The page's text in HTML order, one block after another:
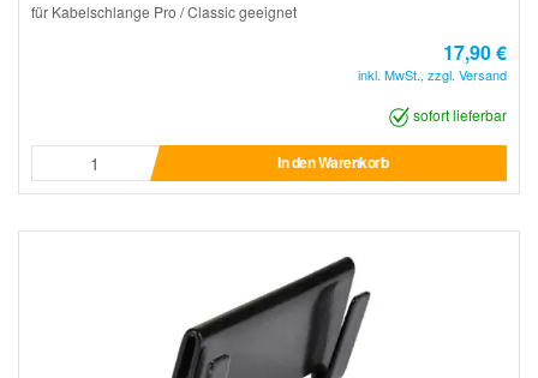
für Kabelschlange Pro / Classic geeignet
17,90 €
inkl. MwSt., zzgl. Versand
sofort lieferbar
In den Warenkorb